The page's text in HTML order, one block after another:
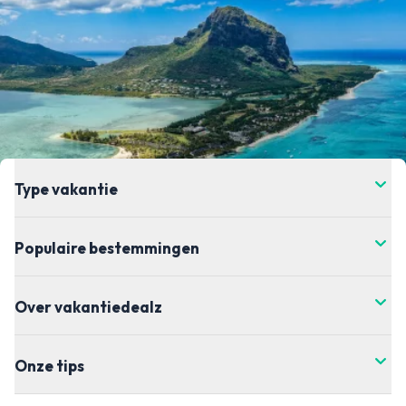
Type vakantie
Populaire bestemmingen
Over vakantiedealz
Onze tips